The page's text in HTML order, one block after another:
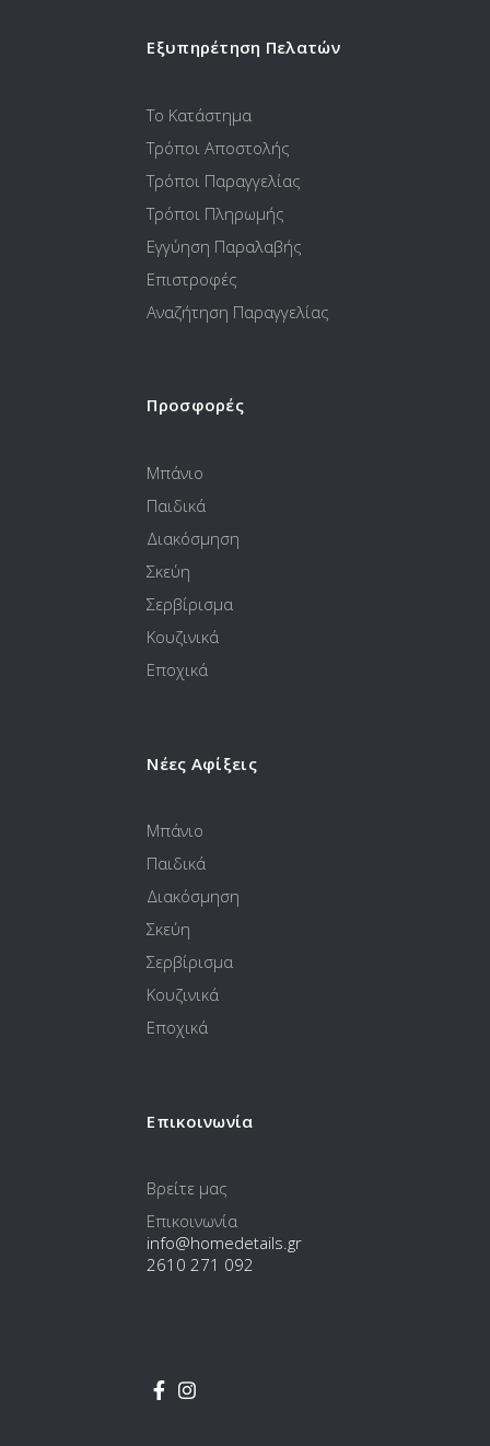
Εξυπηρέτηση Πελατών
Το Κατάστημα
Τρόποι Αποστολής
Τρόποι Παραγγελίας
Τρόποι Πληρωμής
Εγγύηση Παραλαβής
Επιστροφές
Αναζήτηση Παραγγελίας
Προσφορές
Μπάνιο
Παιδικά
Διακόσμηση
Σκεύη
Σερβίρισμα
Κουζινικά
Εποχικά
Νέες Αφίξεις
Μπάνιο
Παιδικά
Διακόσμηση
Σκεύη
Σερβίρισμα
Κουζινικά
Εποχικά
Επικοινωνία
Βρείτε μας
Επικοινωνία
info@homedetails.gr
2610 271 092